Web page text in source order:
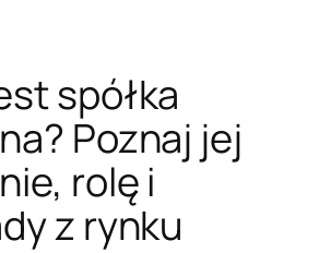
spółka
Poznaj jej
rolę i
z rynku